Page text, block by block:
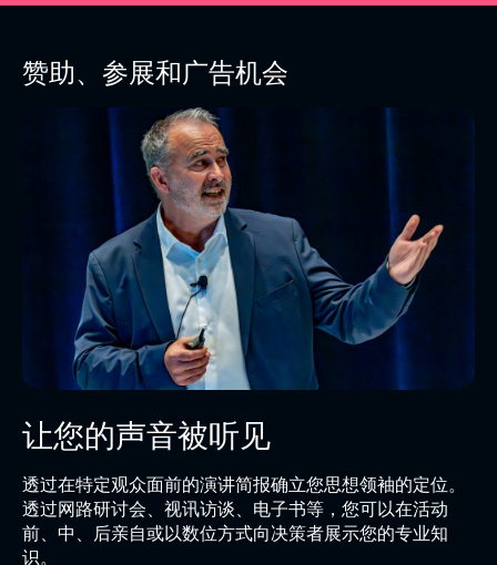
赞助、参展和广告机会
让您的声音被听见
透过在特定观众面前的演讲简报确立您思想领袖的定位。
透过网路研讨会、视讯访谈、电子书等，您可以在活动
前、中、后亲自或以数位方式向决策者展示您的专业知
识。